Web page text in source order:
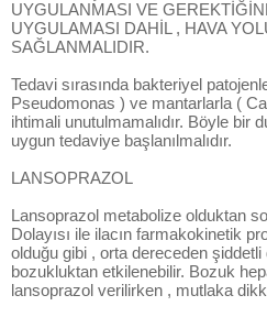
UYGULANMASI VE
UYGULAMASI DAHİL , HAVA
SAĞLANMALIDIR.
Tedavi sırasında bakteriyel
Pseudomonas ) ve mantarlarla (
ihtimali unutulmamalıdır. Böyle bir
uygun tedaviye başlanılmalıdır.
LANSOPRAZOL
Lansoprazol metabolize olduktan
Dolayısı ile ilacın farmakokinetik
olduğu gibi , orta dereceden
bozukluktan etkilenebilir. Bozuk
lansoprazol verilirken , mutlaka